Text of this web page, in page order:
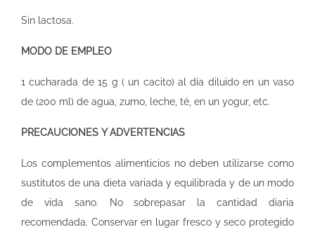
Sin lactosa.
MODO DE EMPLEO
1 cucharada de 15 g ( un cacito) al día diluido en un vaso
de (200 ml) de agua, zumo, leche, té, en un yogur, etc.
PRECAUCIONES Y ADVERTENCIAS
Los complementos alimenticios no deben utilizarse como
sustitutos de una dieta variada y equilibrada y de un modo
de vida sano. No sobrepasar la cantidad diaria
recomendada. Conservar en lugar fresco y seco protegido